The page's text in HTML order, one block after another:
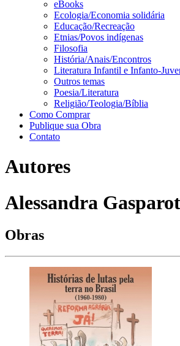
eBooks
Ecologia/Economia solidária
Educação/Recreação
Etnias/Povos indígenas
Filosofia
História/Anais/Encontros
Literatura Infantil e Infanto-
Outros temas
Poesia/Literatura
Religião/Teologia/Bíblia
Como Comprar
Publique sua Obra
Contato
Autores
Alessandra
Obras